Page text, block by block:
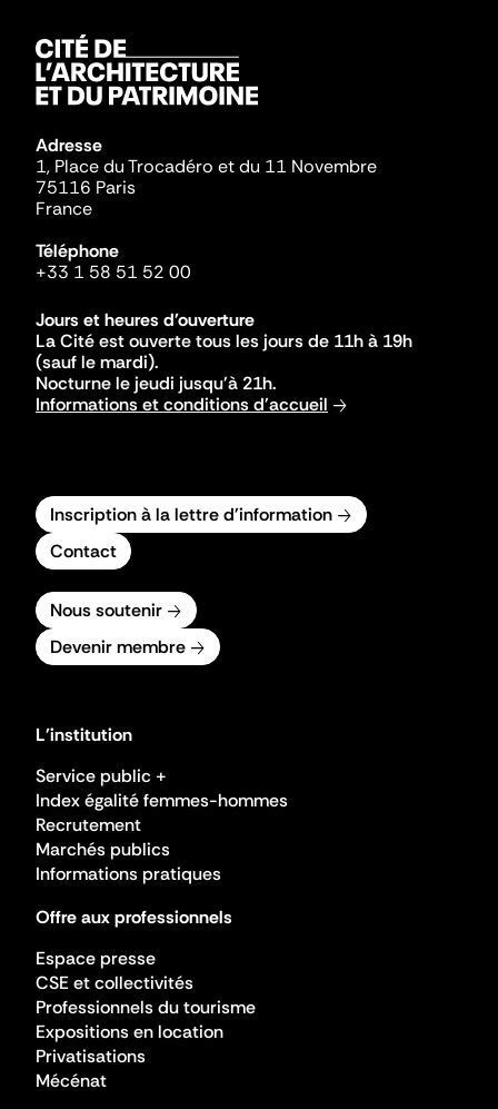
Adresse
1, Place du Trocadéro et du 11 Novembre
75116 Paris
France
Téléphone
+33 1 58 51 52 00
Jours et heures d'ouverture
La Cité est ouverte tous les jours de 11h à 19h
(sauf le mardi).
Nocturne le jeudi jusqu'à 21h.
Informations et conditions d'accueil
Inscription à la lettre d'information
Contact
Nous soutenir
Devenir membre
L'institution
Service public +
Index égalité femmes-hommes
Recrutement
Marchés publics
Informations pratiques
Offre aux professionnels
Espace presse
CSE et collectivités
Professionnels du tourisme
Expositions en location
Privatisations
Mécénat